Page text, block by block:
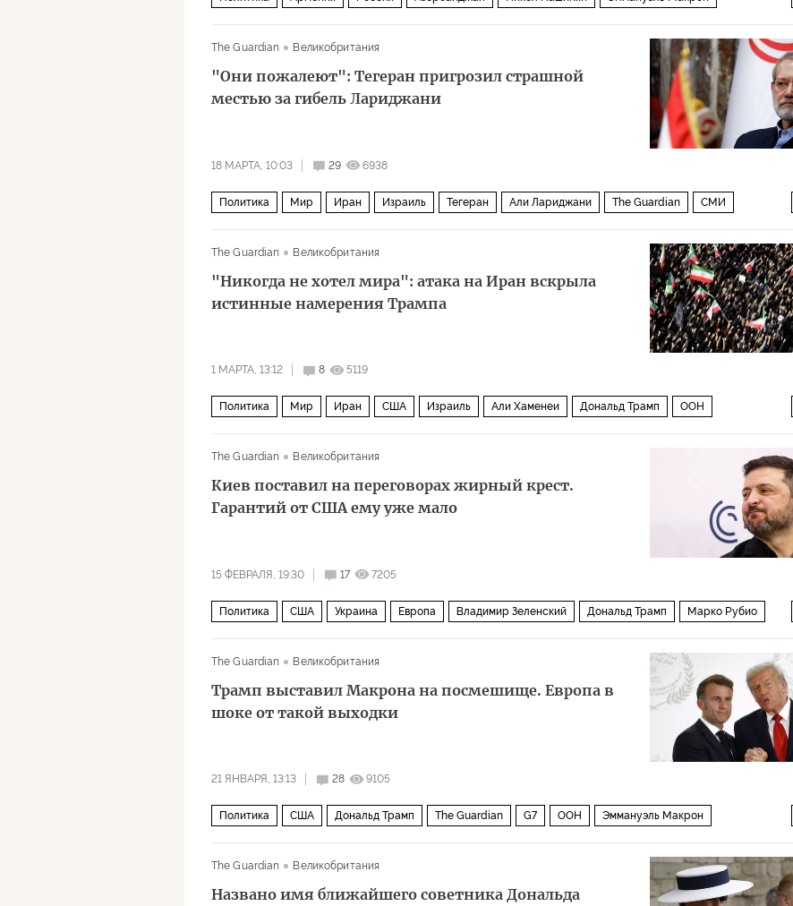
The Guardian
Великобритания
"Они пожалеют": Тегеран пригрозил страшной
местью за гибель Лариджани
18 МАРТА, 10:03 29 6938
Политика Мир Иран Израиль Тегеран Али Лариджани The Guardian СМИ
The Guardian
Великобритания
"Никогда не хотел мира": атака на Иран вскрыла
истинные намерения Трампа
1 МАРТА, 13:12 8 5119
Политика Мир Иран США Израиль Али Хаменеи Дональд Трамп ООН
The Guardian
Великобритания
Киев поставил на переговорах жирный крест.
Гарантий от США ему уже мало
15 ФЕВРАЛЯ, 19:30 17 7205
Политика США Украина Европа Владимир Зеленский Дональд Трамп Марко Рубио
The Guardian
Великобритания
Трамп выставил Макрона на посмешище. Европа в
шоке от такой выходки
21 ЯНВАРЯ, 13:13 28 9105
Политика США Дональд Трамп The Guardian G7 ООН Эммануэль Макрон
The Guardian
Великобритания
Названо имя ближайшего советника Дональда